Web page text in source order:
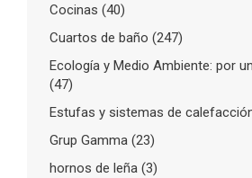
Cocinas (40)
Cuartos de baño (247)
Ecología y Medio Ambiente: por
(47)
Estufas y sistemas de
Grup Gamma (23)
hornos de leña (3)